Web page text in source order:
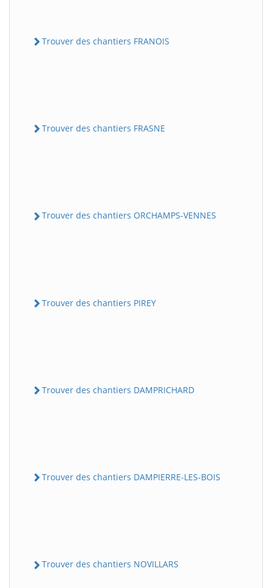
Trouver des chantiers FRANOIS
Trouver des chantiers FRASNE
Trouver des chantiers ORCHAMPS-VENNES
Trouver des chantiers PIREY
Trouver des chantiers DAMPRICHARD
Trouver des chantiers DAMPIERRE-LES-BOIS
Trouver des chantiers NOVILLARS